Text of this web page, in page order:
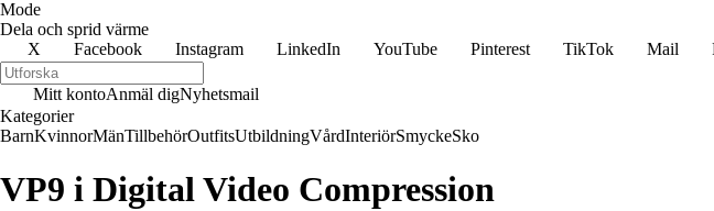
Mode
Dela och sprid värme
X
Facebook Instagram LinkedIn YouTube Pinterest TikTok Mail
Mitt kontoAnmäl digNyhetsmail
Kategorier
BarnKvinnorMänTillbehörOutfitsUtbildningVårdInteriörSmyckeSko
VP9 i Digital Video Compression